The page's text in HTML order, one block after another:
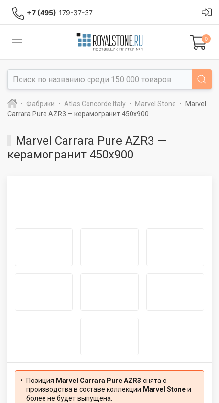
+7 (495) 179-37-37
0
Фабрики Atlas Concorde Italy Marvel Stone
Marvel
Carrara Pure AZR3 — керамогранит 450x900
Marvel Carrara Pure AZR3 —
керамогранит 450x900
Позиция Marvel Carrara Pure AZR3 снята с
производства в составе коллекции Marvel Stoneи
более не будет выпущена.